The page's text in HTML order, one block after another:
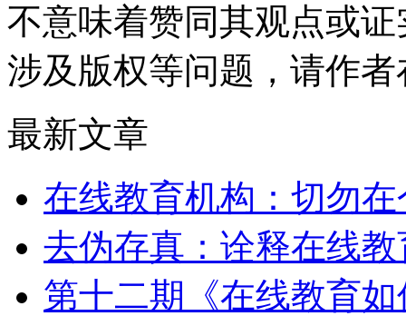
不意味着赞同其观点或
涉及版权等问题，请作
最新文章
在线教育机构：切勿
去伪存真：诠释在线教
第十二期《在线教育